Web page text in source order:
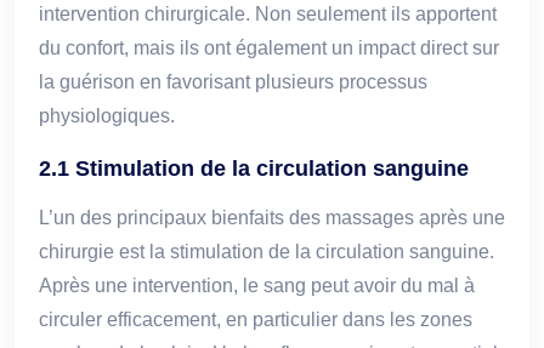
intervention chirurgicale. Non seulement ils apportent
du confort, mais ils ont également un impact direct sur
la guérison en favorisant plusieurs processus
physiologiques.
2.1 Stimulation de la circulation sanguine
L’un des principaux bienfaits des massages après une
chirurgie est la stimulation de la circulation sanguine.
Après une intervention, le sang peut avoir du mal à
circuler efficacement, en particulier dans les zones